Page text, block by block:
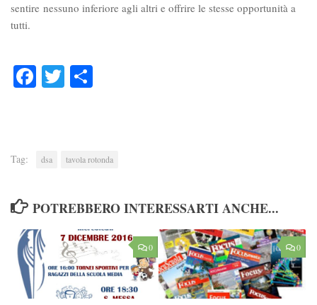
sentire nessuno inferiore agli altri e offrire le stesse opportunità a
tutti.
FacebookTwitter
Tag: dsa tavola rotonda
POTREBBERO INTERESSARTI ANCHE...
0 0